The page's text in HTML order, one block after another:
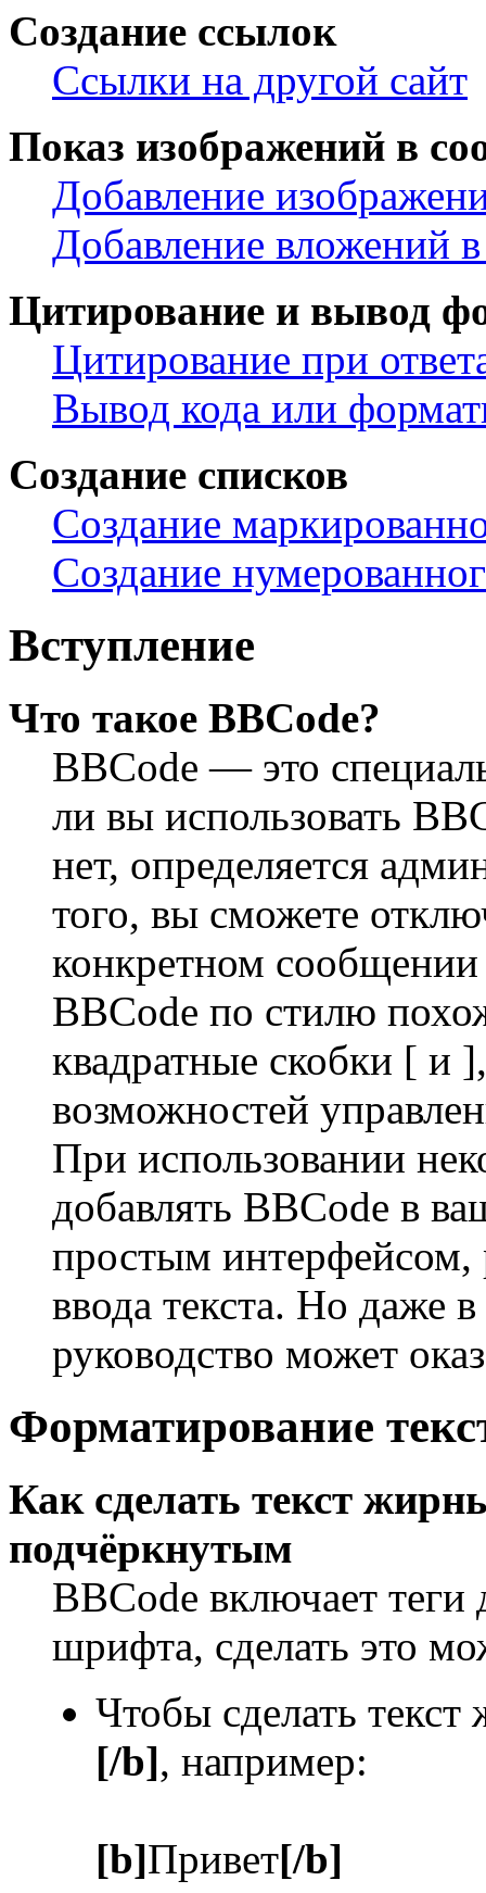
Создание ссылок
Ссылки на другой сайт
Показ изображений в
Добавление
Добавление вложений
Цитирование и вывод
Цитирование при
Вывод кода или
Создание списков
Создание
Создание
Вступление
Что такое BBCode?
BBCode — это
ли вы использовать
нет, определяется
того, вы сможете
конкретном
BBCode по стилю
квадратные скобки [ и
возможностей
При использовании
добавлять BBCode в
простым
ввода текста. Но даже
руководство может
Форматирование
Как сделать текст
подчёркнутым
BBCode включает теги
шрифта, сделать это
Чтобы сделать
[/b], например:
[b]Привет[/b]